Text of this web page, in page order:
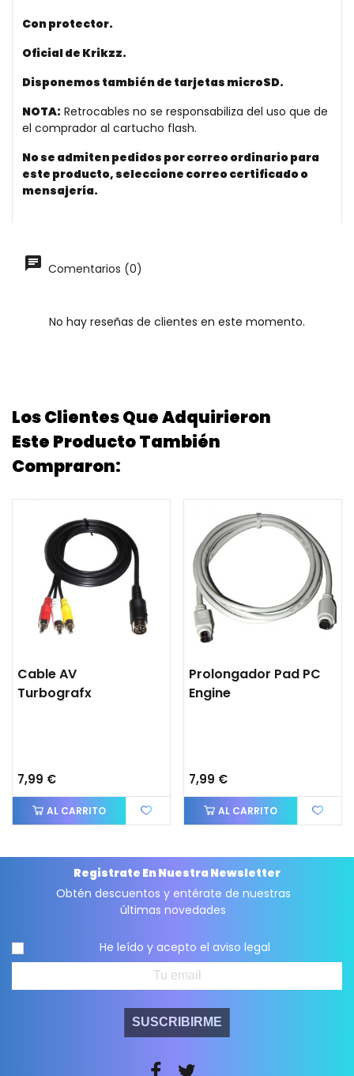
Con protector.
Oficial de Krikzz.
Disponemos también de tarjetas microSD.
NOTA: Retrocables no se responsabiliza del uso que de
el comprador al cartucho flash.
No se admiten pedidos por correo ordinario para
este producto, seleccione correo certificado o
mensajería.
Comentarios (0)
No hay reseñas de clientes en este momento.
Los Clientes Que Adquirieron
Este Producto También
Compraron:
Cable AV
Turbografx
7,99 €
AL CARRITO
Prolongador Pad PC
Engine
7,99 €
AL CARRITO
Registrate En Nuestra Newsletter
Obtén descuentos y entérate de nuestras
últimas novedades
He leído y acepto el aviso legal
SUSCRIBIRME